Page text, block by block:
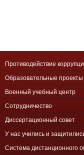
Противодействие
Образовательные проекты
Военный учебный центр
Сотрудничество
Диссертационный совет
У нас учились и
Система дистанционного